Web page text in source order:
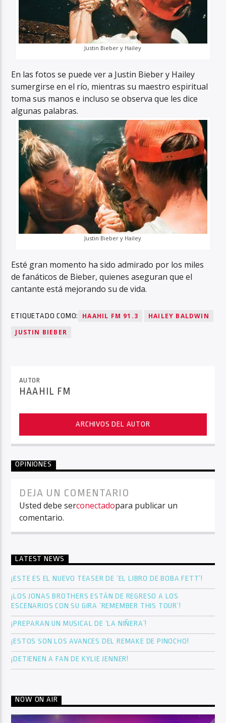
Justin Bieber y Hailey
En las fotos se puede ver a Justin Bieber y Hailey
sumergirse en el río, mientras su maestro espiritual
toma sus manos e incluso se observa que les dice
algunas palabras.
Justin Bieber y Hailey
Esté gran momento ha sido admirado por los miles
de fanáticos de Bieber, quienes aseguran que el
cantante está mejorando su de vida.
ETIQUETADO COMO: HAAHIL FM 91.3
HAILEY BALDWIN
JUSTIN BIEBER
AUTOR
HAAHIL FM
ARCHIVOS DEL AUTOR
OPINIONES
DEJA UN COMENTARIO
Usted debe serconectadopara publicar un
comentario.
LATEST NEWS
¡ESTE ES EL NUEVO TEASER DE ‘EL LIBRO DE BOBA FETT’!
¡LOS JONAS BROTHERS ESTÁN DE REGRESO A LOS
ESCENARIOS CON SU GIRA ‘REMEMBER THIS TOUR’!
¡PREPARAN UN MUSICAL DE ‘LA NIÑERA’!
¡ESTOS SON LOS AVANCES DEL REMAKE DE PINOCHO!
¡DETIENEN A FAN DE KYLIE JENNER!
NOW ON AIR